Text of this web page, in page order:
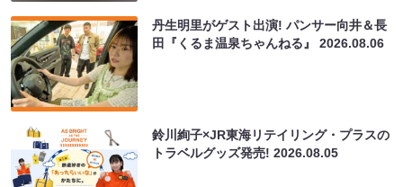
丹生明里がゲスト出演! パンサー向井＆長
田『くるま温泉ちゃんねる』2026.08.06
鈴川絢子×JR東海リテイリング・プラスの
トラベルグッズ発売!2026.08.05